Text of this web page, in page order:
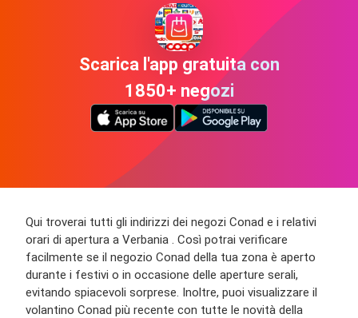
Scarica l'app gratuita con
1850+ negozi
Qui troverai tutti gli indirizzi dei negozi Conad e i relativi
orari di apertura a Verbania . Così potrai verificare
facilmente se il negozio Conad della tua zona è aperto
durante i festivi o in occasione delle aperture serali,
evitando spiacevoli sorprese. Inoltre, puoi visualizzare il
volantino Conad più recente con tutte le novità della